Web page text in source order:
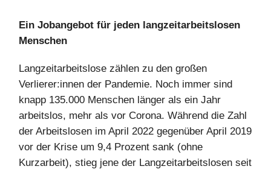
Ein Jobangebot für jeden langzeitarbeitslosen
Menschen
Langzeitarbeitslose zählen zu den großen
Verlierer:innen der Pandemie. Noch immer sind
knapp 135.000 Menschen länger als ein Jahr
arbeitslos, mehr als vor Corona. Während die Zahl
der Arbeitslosen im April 2022 gegenüber April 2019
vor der Krise um 9,4 Prozent sank (ohne
Kurzarbeit), stieg jene der Langzeitarbeitslosen seit